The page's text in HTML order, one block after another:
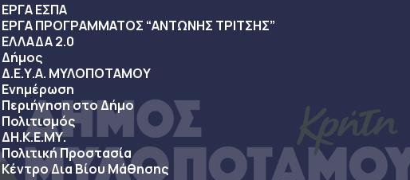
ΕΡΓΑ ΕΣΠΑ
ΕΡΓΑ ΠΡΟΓΡΑΜΜΑΤΟΣ “ΑΝΤΩΝΗΣ ΤΡΙΤΣΗΣ”
ΕΛΛΑΔΑ 2.0
Δήμος
Δ.Ε.Υ.Α. ΜΥΛΟΠΟΤΑΜΟΥ
Ενημέρωση
Περιήγηση στο Δήμο
Πολιτισμός
ΔΗ.Κ.Ε.ΜΥ.
Πολιτική Προστασία
Κέντρο Δια Βίου Μάθησης